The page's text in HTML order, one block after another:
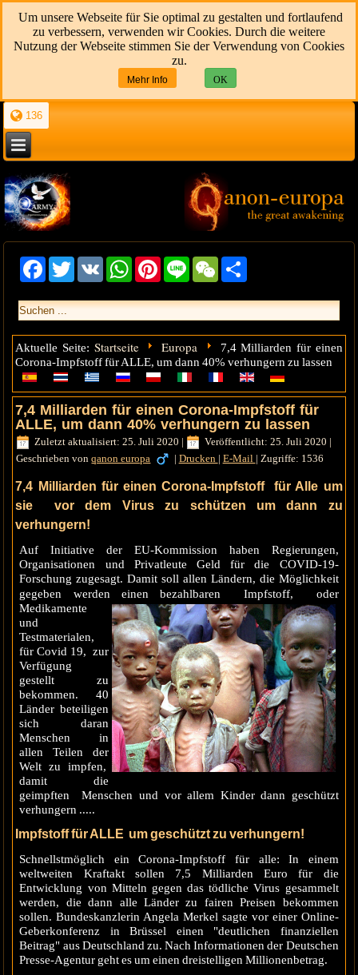
Um unsere Webseite für Sie optimal zu gestalten und fortlaufend
zu verbessern, verwenden wir Cookies. Durch die weitere
Nutzung der Webseite stimmen Sie der Verwendung von Cookies
zu.
Mehr Info OK
136
Facebook
Twitter VK WhatsAppPinterestLine WeChat
Aktuelle Seite: Startseite Europa
7,4 Milliarden für einen
Corona-Impfstoff für ALLE, um dann 40% verhungern zu lassen
7,4 Milliarden für einen Corona-Impfstoff für
ALLE, um dann 40% verhungern zu lassen
Zuletzt aktualisiert: 25. Juli 2020 | Veröffentlicht: 25. Juli 2020 |
Geschrieben vonqanon europa | Drucken | E-Mail | Zugriffe: 1536
7,4 Milliarden für einen Corona-Impfstoff für Alle um
sie vor dem Virus zu schützen um dann zu
verhungern!
Auf Initiative der EU-Kommission haben Regierungen,
Organisationen und Privatleute Geld für die COVID-19-
Forschung zugesagt. Damit soll allen Ländern, die Möglichkeit
gegeben werden einen bezahlbaren Impfstoff, oder
Medikamente
und
Testmaterialen,
für Covid 19, zur
Verfügung
gestellt zu
bekommen. 40
Länder beteiligen
sich daran
Menschen in
allen Teilen der
Welt zu impfen,
damit die
geimpften Menschen und vor allem Kinder dann geschützt
verhungern .....
Impfstoff für ALLE um geschützt zu verhungern!
Schnellstmöglich ein Corona-Impfstoff für alle: In einem
weltweiten Kraftakt sollen 7,5 Milliarden Euro für die
Entwicklung von Mitteln gegen das tödliche Virus gesammelt
werden, die dann alle Länder zu fairen Preisen bekommen
sollen. Bundeskanzlerin Angela Merkel sagte vor einer Online-
Geberkonferenz in Brüssel einen "deutlichen finanziellen
Beitrag" aus Deutschland zu. Nach Informationen der Deutschen
Presse-Agentur geht es um einen dreistelligen Millionenbetrag.